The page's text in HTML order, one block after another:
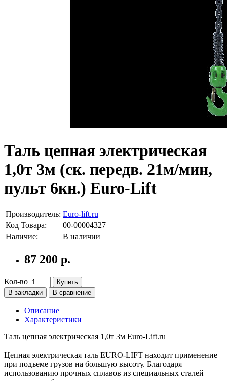
Таль цепная электрическая
1,0т 3м (ск. передв. 21м/мин,
пульт 6кн.) Euro-Lift
Производитель: Euro-lift.ru
Код Товара:
00-00004327
Наличие:
В наличии
87 200 р.
Кол-во
Купить
В закладки
В сравнение
Описание
Характеристики
Таль цепная электрическая 1,0т 3м Euro-Lift.ru
Цепная электрическая таль EURO-LIFT находит применение
при подъеме грузов на большую высоту. Благодаря
использованию прочных сплавов из специальных сталей